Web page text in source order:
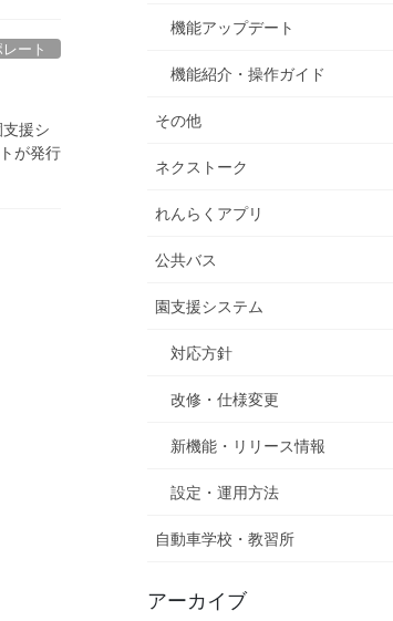
ート
援シ
が発行
機能アップデート
機能紹介・操作ガイド
その他
ネクストーク
れんらくアプリ
公共バス
園支援システム
対応方針
改修・仕様変更
新機能・リリース情報
設定・運用方法
自動車学校・教習所
アーカイブ